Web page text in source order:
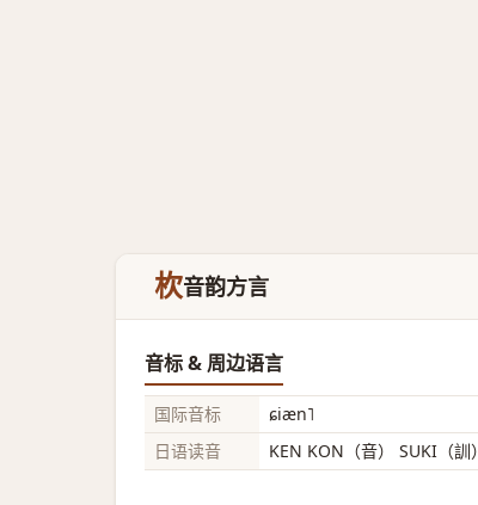
杴音韵方言
音标 & 周边语言
国际音标
ɕiæn˥
日语读音
KEN KON（音） SUKI（訓）